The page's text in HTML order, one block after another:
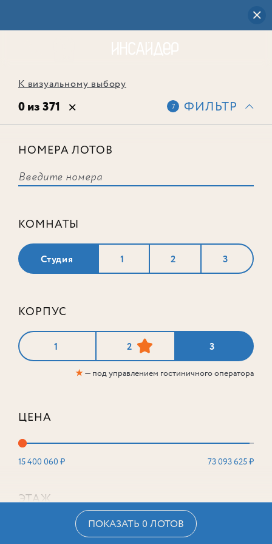
К визуальному выбору
0 из 371 7 ФИЛЬТР
НОМЕРА ЛОТОВ
КОМНАТЫ
Студия 1 2 3
КОРПУС
1 2 3
★— под управлением гостиничного оператора
ЦЕНА
15 400 060 ₽ 73 093 625 ₽
ЭТАЖ
ПОКАЗАТЬ 0 ЛОТОВ
соответствует ни одного лота